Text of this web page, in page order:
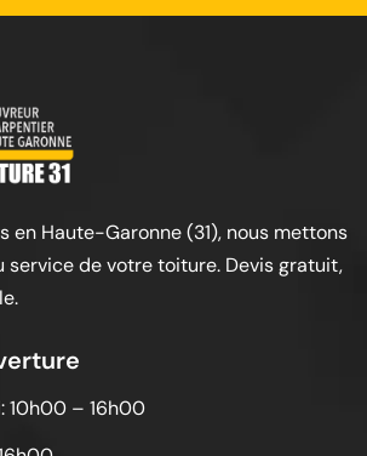
en Haute-Garonne (31), nous mettons
service de votre toiture. Devis gratuit,
10h00 – 16h00